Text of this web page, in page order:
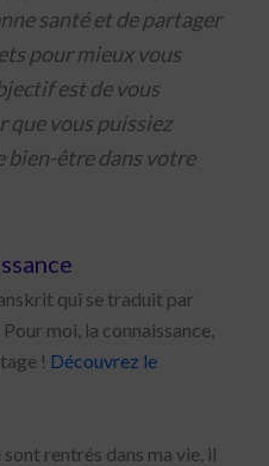
santé et de partager
pour mieux vous
est de vous
que vous puissiez
bien-être dans votre
qui se traduit par
moi, la connaissance,
! Découvrez le
sont rentrés dans ma vie, il
pour recevoir des
(formations,